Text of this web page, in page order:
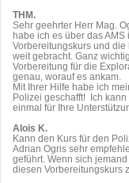
THM.
Sehr geehrter Herr Mag.
habe ich es über das AMS
Vorbereitungskurs und
weit gebracht. Ganz
Vorbereitung für die
genau, worauf es ankam.
Mit Ihrer Hilfe habe ich
Polizei geschafft! Ich
einmal für Ihre
Alois K.
Kann den Kurs für den
Adrian Ogris sehr
geführt. Wenn sich
diesen Vorbereitungskurs